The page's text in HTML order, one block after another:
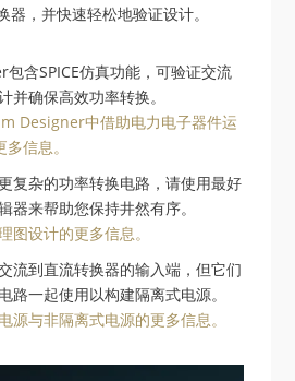
器，并快速轻松地验证设计。
含SPICE仿真功能，可验证交流
并确保高效功率转换。
Designer中借助电力电子器件运
信息。
复杂的功率转换电路，请使用最好
器来帮助您保持井然有序。
图设计的更多信息。
流到直流转换器的输入端，但它们
路一起使用以构建隔离式电源。
源与非隔离式电源的更多信息。